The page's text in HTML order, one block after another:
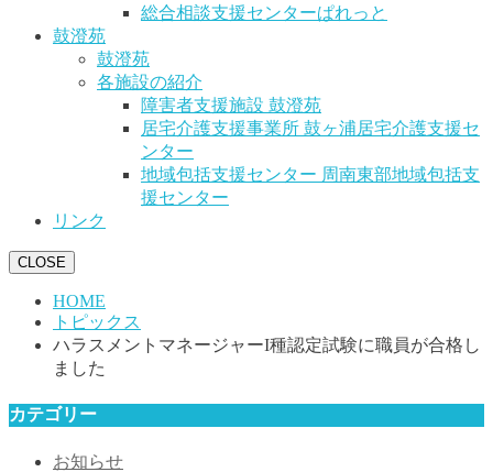
総合相談支援センターぱれっと
鼓澄苑
鼓澄苑
各施設の紹介
障害者支援施設 鼓澄苑
居宅介護支援事業所 鼓ヶ浦居宅介護支援セ
ンター
地域包括支援センター 周南東部地域包括支
援センター
リンク
CLOSE
HOME
トピックス
ハラスメントマネージャーI種認定試験に職員が合格し
ました
カテゴリー
お知らせ